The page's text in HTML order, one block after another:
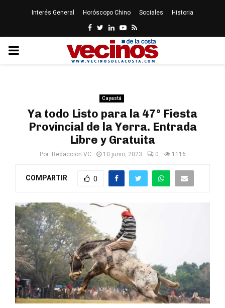
Interés General Horóscopo Chino Sociales Historia
Facebook
Twitter
LinkedinYoutube
Rss
PRIMARY
Cayastá
Ya todo Listo para la 47° Fiesta
Provincial de la Yerra. Entrada
Libre y Gratuita
Por: Redaccion VC 10 junio, 2023 0 1116
COMPARTIR 0